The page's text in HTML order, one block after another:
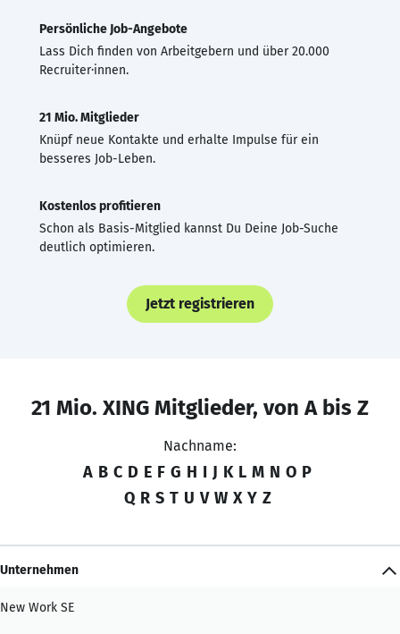
Persönliche Job-Angebote
Lass Dich finden von Arbeitgebern und über 20.000
Recruiter·innen.
21 Mio. Mitglieder
Knüpf neue Kontakte und erhalte Impulse für ein
besseres Job-Leben.
Kostenlos profitieren
Schon als Basis-Mitglied kannst Du Deine Job-Suche
deutlich optimieren.
Jetzt registrieren
21 Mio. XING Mitglieder, von A bis Z
Nachname:
A B C D E F G H I J K L M N O P
Q R S T U V W X Y Z
Unternehmen
New Work SE